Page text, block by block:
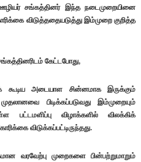
சங்கத்தினர் இந்த நடைமுறையினை
விடுத்ததையடுத்து இம்முறை குறித்த
கேட்டபோது,
அடையாள சின்னமாக இருக்கும்
பிடிக்கப்படுவது இம்முறையும்
பட்டமளிப்பு விழாக்களில் விலக்கிக்
விடுக்கப்பட்டிருந்தது.
வரவேற்பு முறைகளை பின்பற்றுமாறும்